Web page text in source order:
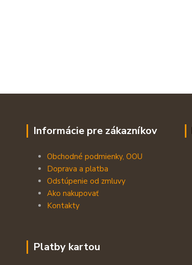
Informácie pre zákazníkov
Obchodné podmienky, OOU
Doprava a platba
Odstúpenie od zmluvy
Ako nakupovať
Kontakty
Platby kartou